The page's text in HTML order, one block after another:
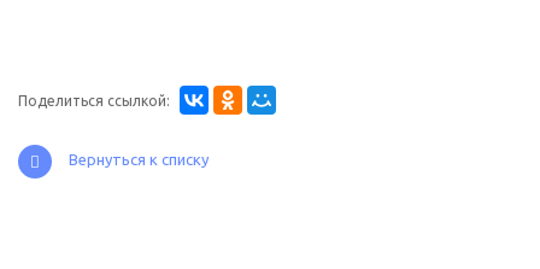
Поделиться ссылкой:
Вернуться к списку